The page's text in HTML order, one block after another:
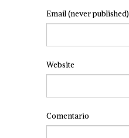
Email(never published)
Website
Comentario